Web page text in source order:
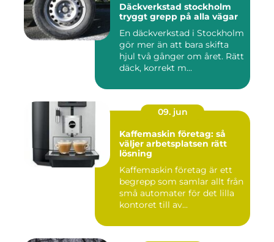
Däckverkstad stockholm
tryggt grepp på alla vägar
En däckverkstad i Stockholm
gör mer än att bara skifta
hjul två gånger om året. Rätt
däck, korrekt m...
09. jun
Kaffemaskin företag: så
väljer arbetsplatsen rätt
lösning
Kaffemaskin företag är ett
begrepp som samlar allt från
små automater för det lilla
kontoret till av...